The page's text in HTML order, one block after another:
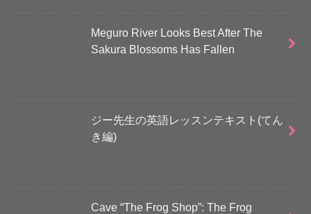
Meguro River Looks Best After The
Sakura Blossoms Has Fallen
ジー先生の英語レッスンテキスト(てん
き編)
Cave “The Frog Shop”: The Frog